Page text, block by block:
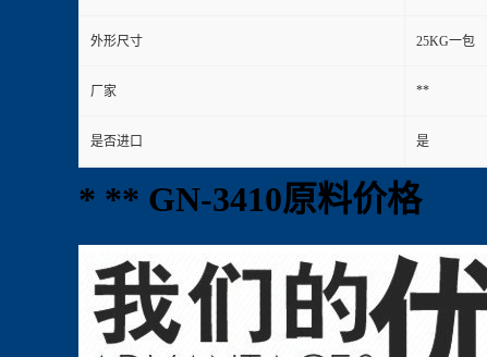
外形尺寸 25KG一包
厂家 **
是否进口 是
* ** GN-3410原料价格